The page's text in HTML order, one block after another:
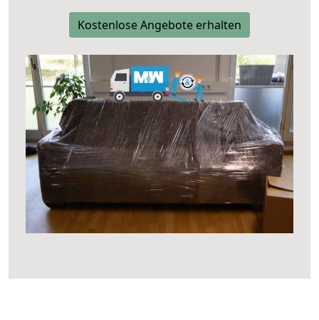
Kostenlose Angebote erhalten